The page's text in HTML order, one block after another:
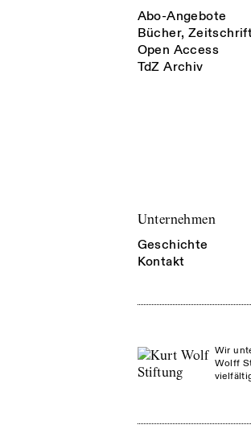
Abo-Angebote
Bücher,
Open Access
TdZ Archiv
Unternehmen
Geschichte
Kontakt
Wir
Wolff